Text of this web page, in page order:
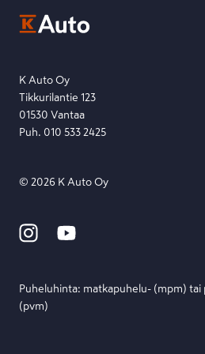
Etsi toimipiste
K Auto Oy
Tikkurilantie 123
01530 Vantaa
Puh. 010 533 2425
© 2026 K Auto Oy
Puheluhinta: matka­puhelu- (mpm) tai
(pvm)